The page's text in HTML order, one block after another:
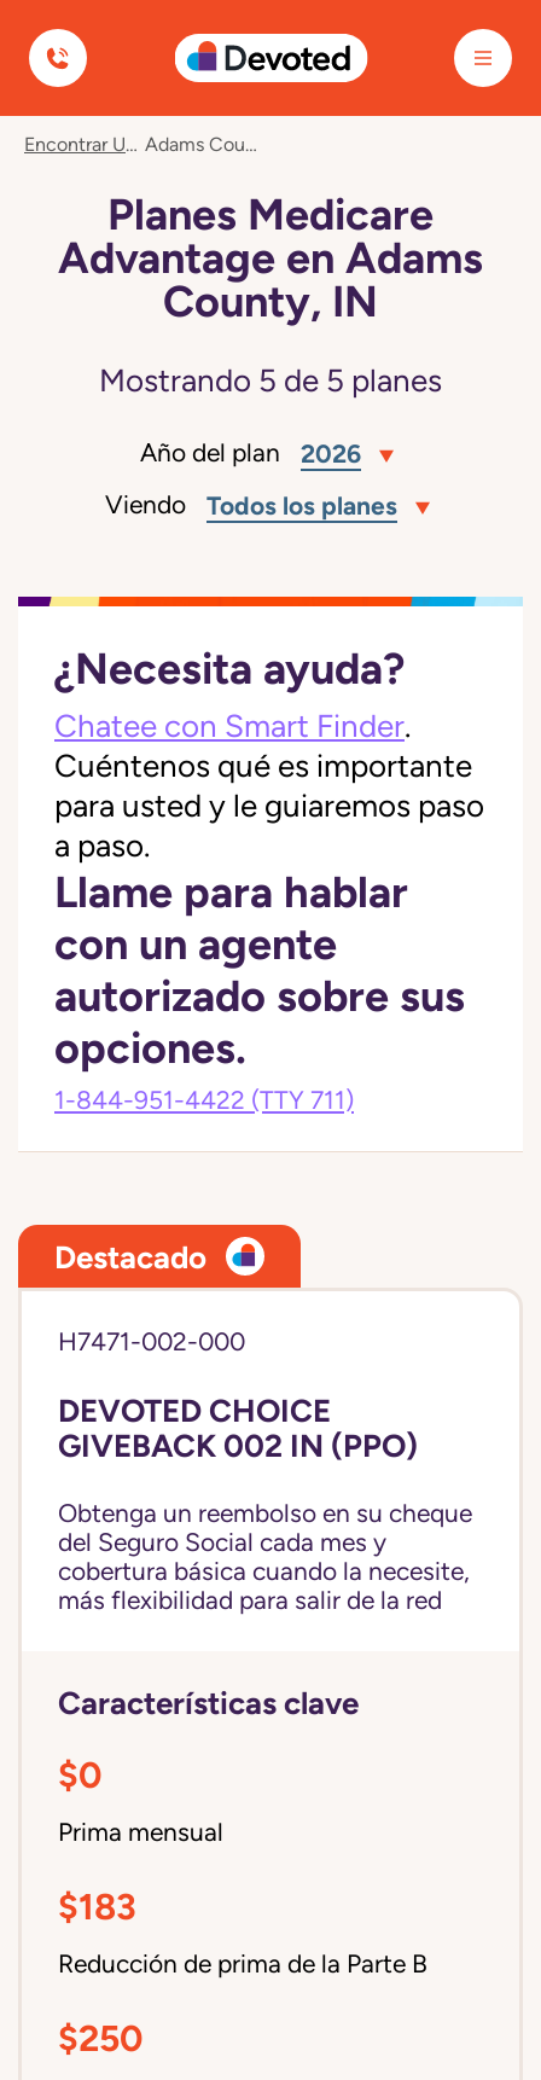
Devoted Health
Encontrar Un Plan Adams County, IN
Planes Medicare
Advantage en Adams
County, IN
Mostrando 5 de 5 planes
Año del plan 2026
Viendo Todos los planes
¿Necesita ayuda?
Chatee con Smart Finder.
Cuéntenos qué es importante
para usted y le guiaremos paso
a paso.
Llame para hablar
con un agente
autorizado sobre sus
opciones.
1-844-951-4422 (TTY 711)
Destacado
H7471-002-000
DEVOTED CHOICE
GIVEBACK 002 IN (PPO)
Obtenga un reembolso en su cheque
del Seguro Social cada mes y
cobertura básica cuando la necesite,
más flexibilidad para salir de la red
Características clave
$0
Prima mensual
$183
Reducción de prima de la Parte B
$250